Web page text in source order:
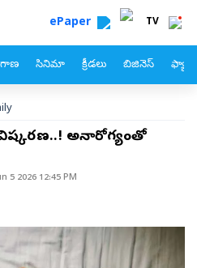
ePaper TV
సినిమా క్రీడలు బిజినెస్
అనారోగ్యంతో
5 2026 12:45 PM